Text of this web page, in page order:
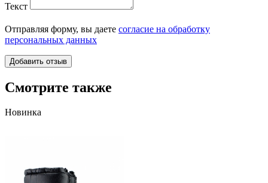
Текст
Отправляя форму, вы даете согласие на обработку
персональных данных
Смотрите также
Новинка